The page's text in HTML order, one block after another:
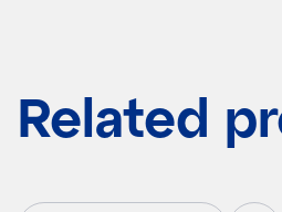
Related